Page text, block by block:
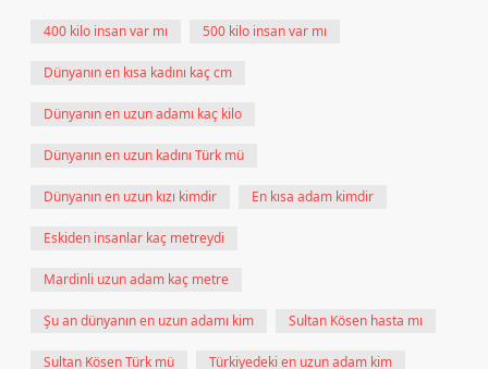
400 kilo insan var mı 500 kilo insan var mı
Dünyanın en kısa kadını kaç cm
Dünyanın en uzun adamı kaç kilo
Dünyanın en uzun kadını Türk mü
Dünyanın en uzun kızı kimdir En kısa adam kimdir
Eskiden insanlar kaç metreydi
Mardinli uzun adam kaç metre
Şu an dünyanın en uzun adamı kim Sultan Kösen hasta mı
Sultan Kösen Türk mü Türkiyedeki en uzun adam kim